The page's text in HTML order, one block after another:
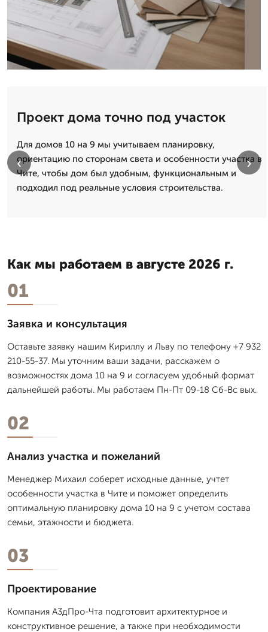
Проект дома точно под участок
Для домов 10 на 9 мы учитываем планировку,
ориентацию по сторонам света и особенности участка в
Чите, чтобы дом был удобным, функциональным и
подходил под реальные условия строительства.
‹ ›
Как мы работаем в августе 2026 г.
01
Заявка и консультация
Оставьте заявку нашим Кириллу и Льву по телефону +7 932
210-55-37. Мы уточним ваши задачи, расскажем о
возможностях дома 10 на 9 и согласуем удобный формат
дальнейшей работы. Мы работаем Пн-Пт 09-18 Сб-Вс вых.
02
Анализ участка и пожеланий
Менеджер Михаил соберет исходные данные, учтет
особенности участка в Чите и поможет определить
оптимальную планировку дома 10 на 9 с учетом состава
семьи, этажности и бюджета.
03
Проектирование
Компания А3дПро-Чта подготовит архитектурное и
конструктивное решение, а также при необходимости